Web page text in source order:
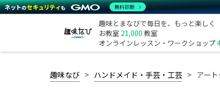
趣味とまなびで毎日を、もっと楽しく
お教室 21,000 教室
オンラインレッスン・ワークショップ
趣味なび ハンドメイド・手芸・工芸 アー
無料診断